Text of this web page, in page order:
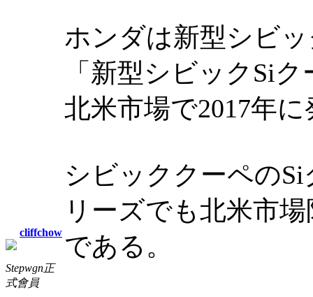
cliffchow
Stepwgn正
式會員
ホンダは新型シビ
「新型シビックSi
北米市場で2017年
シビッククーペの
リーズでも北米市
である。